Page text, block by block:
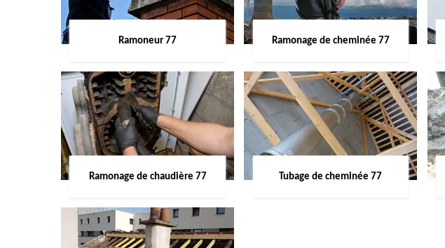
Ramoneur 77 Ramonage de cheminée 77
Ramonage de chaudière 77 Tubage de cheminée 77